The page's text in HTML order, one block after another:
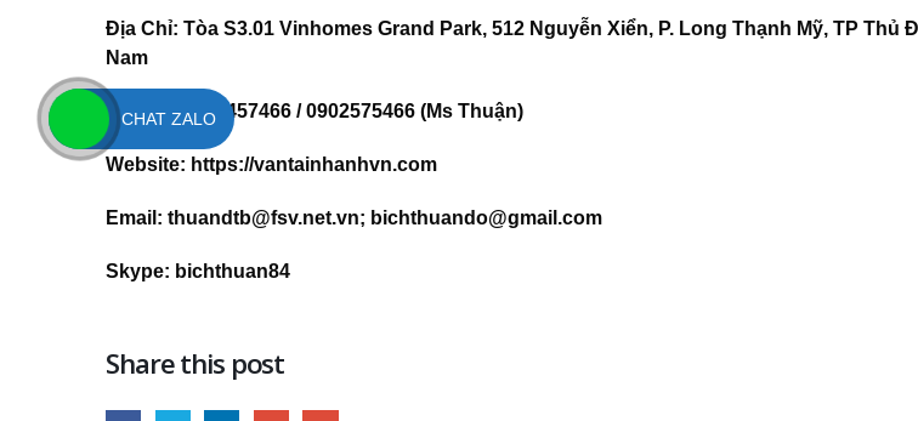
Địa Chỉ: Tòa S3.01 Vinhomes Grand Park, 512 Nguyễn Xiển, P. Long Thạnh Mỹ, TP Thủ
Nam
Hotline: 0902457466 / 0902575466 (Ms Thuận)
Website: https://vantainhanhvn.com
Email: thuandtb@fsv.net.vn; bichthuando@gmail.com
Skype: bichthuan84
Share this post
CHAT ZALO